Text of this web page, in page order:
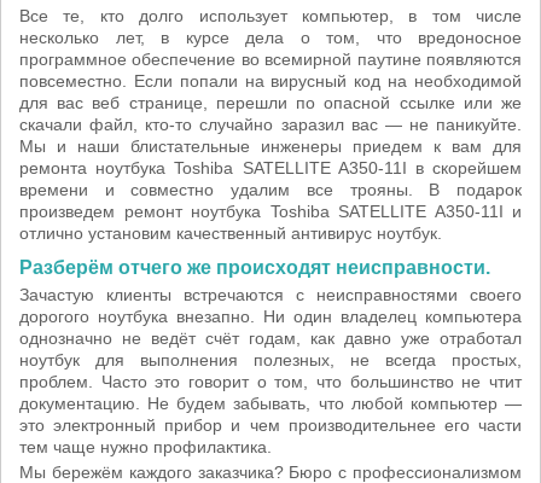
Все те, кто долго использует компьютер, в том числе
несколько лет, в курсе дела о том, что вредоносное
программное обеспечение во всемирной паутине появляются
повсеместно. Если попали на вирусный код на необходимой
для вас веб странице, перешли по опасной ссылке или же
скачали файл, кто-то случайно заразил вас — не паникуйте.
Мы и наши блистательные инженеры приедем к вам для
ремонта ноутбука Toshiba SATELLITE A350-11I в скорейшем
времени и совместно удалим все трояны. В подарок
произведем ремонт ноутбука Toshiba SATELLITE A350-11I и
отлично установим качественный антивирус ноутбук.
Разберём отчего же происходят неисправности.
Зачастую клиенты встречаются с неисправностями своего
дорогого ноутбука внезапно. Ни один владелец компьютера
однозначно не ведёт счёт годам, как давно уже отработал
ноутбук для выполнения полезных, не всегда простых,
проблем. Часто это говорит о том, что большинство не чтит
документацию. Не будем забывать, что любой компьютер —
это электронный прибор и чем производительнее его части
тем чаще нужно профилактика.
Мы бережём каждого заказчика? Бюро с профессионализмом